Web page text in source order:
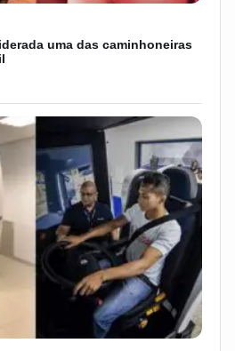
uma das caminhoneiras